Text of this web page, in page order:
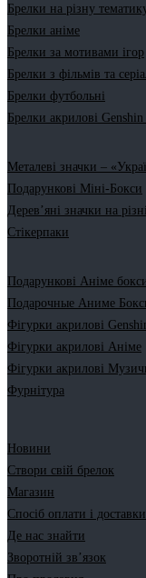
Брелки на різну
Брелки аніме
Брелки за мотивами ігор
Брелки з фільмів та
Брелки футбольні
Брелки акрилові
Металеві значки –
Подарункові Міні-Бокси
Дерев’яні значки на
Стікерпаки
Подарункові Аніме
Подарочные Аниме
Фігурки акрилові
Фігурки акрилові Аніме
Фігурки акрилові
Фурнітура
Новини
Створи свій брелок
Магазин
Спосіб оплати і доставки
Де нас знайти
Зворотній зв’язок